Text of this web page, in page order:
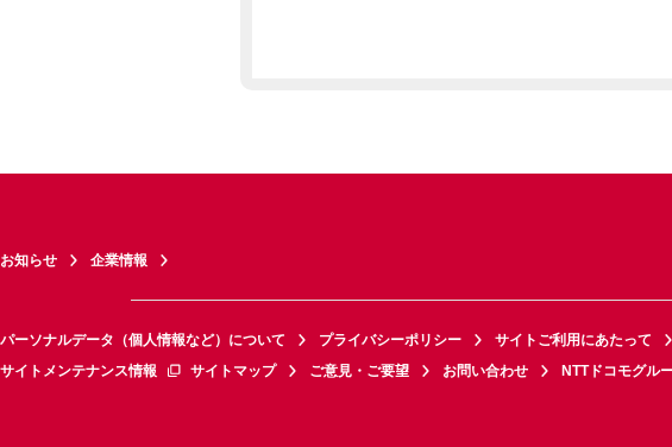
お知らせ 企業情報
パーソナルデータ（個人情報など）について プライバシーポリシー サイトご利用にあたって
サイトメンテナンス情報
サイトマップ ご意見・ご要望 お問い合わせ NTTドコモグル